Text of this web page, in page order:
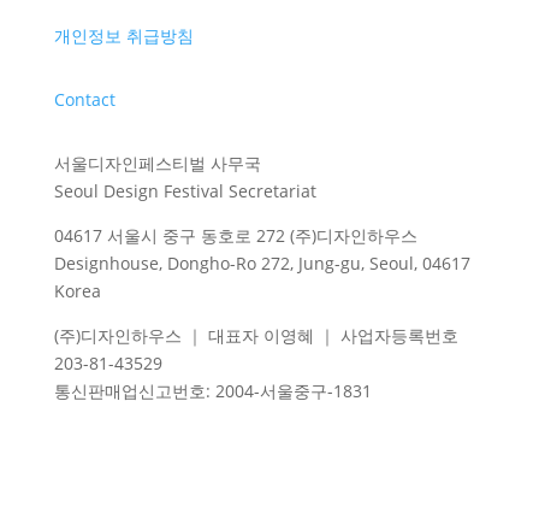
개인정보 취급방침
Contact
서울디자인페스티벌 사무국
Seoul Design Festival Secretariat
04617 서울시 중구 동호로 272 (주)디자인하우스
Designhouse, Dongho-Ro 272, Jung-gu, Seoul, 04617
Korea
(주)디자인하우스 ｜ 대표자 이영혜 ｜ 사업자등록번호
203-81-43529
통신판매업신고번호: 2004-서울중구-1831